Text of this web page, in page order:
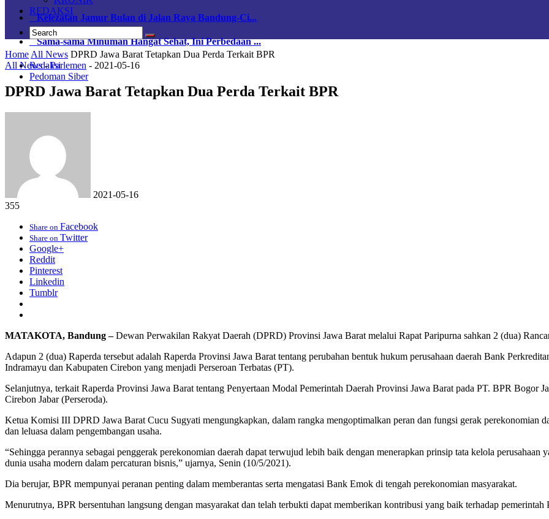
Kelezatan Jamur Bulan di Jalan Raya Bandung-Ci...
Sama-sama Minuman Hangat Sehat, Ini Perbedaan ...
Redaksi
Pedoman Siber
REDAKSI
Home All News DPRD Jawa Barat Tetapkan Dua Perda Terkait BPR
All News-Parlemen - 2021-05-16
DPRD Jawa Barat Tetapkan Dua Perda Terkait BPR
2021-05-16
355
Share on Facebook
Share on Twitter
Google+
Reddit
Pinterest
Linkedin
Tumblr
MATAKOTA, Bandung –Dewan Perwakilan Rakyat Daerah (DPRD) Provinsi Jawa Barat melalui Rapat Paripurna sahkan 2 (dua)
Adapun 2 (dua) Raperda tersebut adalah Raperda Provinsi Jawa Barat tentang perubahan bentuk hukum perusahaan daerah Bank
Indramayu dan Kabupaten Cirebon yang menjadi Perseroan Terbatas (PT).
Selanjutnya, terkait Raperda Provinsi Jawa Barat tentang Penyertaan Modal Pemerintah Daerah Provinsi Jawa Barat pada PT. BPR Bogor
Cirebon Jabar (Perseroda).
Ketua Komisi III DPRD Jawa Barat Cucu Sugyati mengungkapkan, dalam rangka mengoptimalkan peran dan fungsi gerak perekonomian
dan leluasa dalam pengembangan usaha.
“Sehingga perannya sebagai penggerak perekonomian daerah dapat terwujud lebih baik dengan menerapkan prinsip tata kelola
dunia usaha modern dalam percaturan bisnis,” ujarnya, Senin (10/5/2021).
Dia berujar, BPR mempunyai peranan penting dalam memberantas serta mengatasi Bank Emok di tengah perekonomian masyarakat.
Menurutnya, BPR bersentuhan langsung dengan masyarakat dan telah terbukti dapat memberikan kontribusi yang baik terhadap